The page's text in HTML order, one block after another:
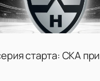
старта: СКА